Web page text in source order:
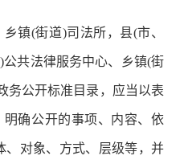
(街道)司法所，县(市、
共法律服务中心、乡镇(街
务公开标准目录，应当以表
确公开的事项、内容、依
、对象、方式、层级等，并